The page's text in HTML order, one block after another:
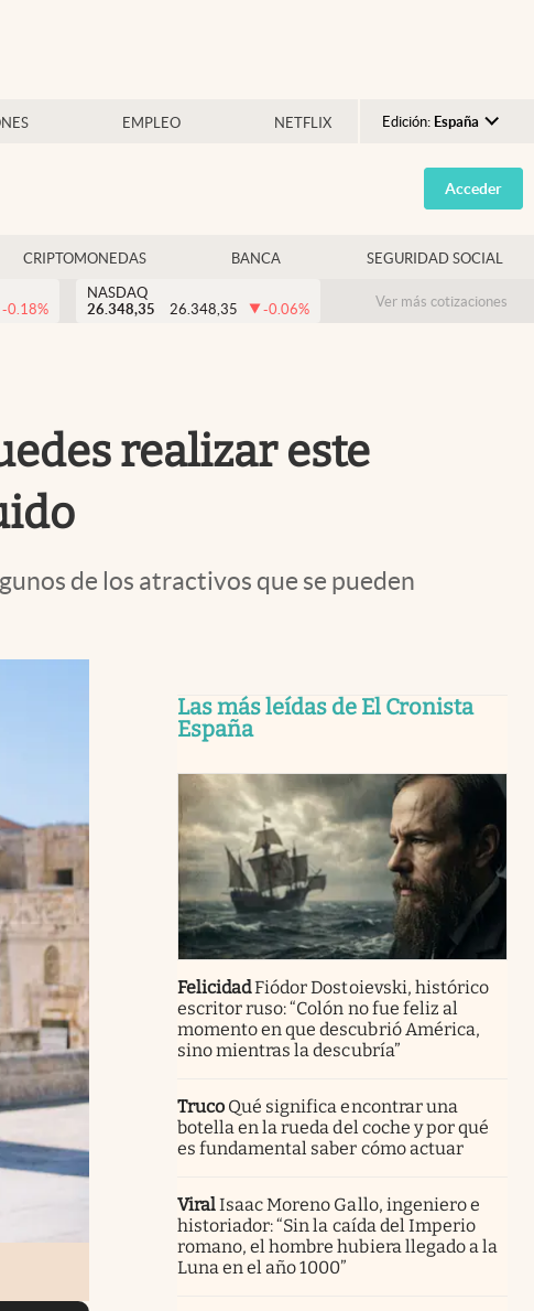
EMPLEO NETFLIX Edición: España
Argentina
España
USA
Colombia
Acceder
CRIPTOMONEDAS BANCA SEGURIDAD SOCIAL
-0.18%
NASDAQ
26.348,35
26.348,35 -0.06% Ver más cotizaciones
realizar este
de los atractivos que se pueden
Las más leídas de El Cronista
España
FelicidadFiódor Dostoievski, histórico
escritor ruso: “Colón no fue feliz al
momento en que descubrió América,
sino mientras la descubría”
Truco Qué significa encontrar una
botella en la rueda del coche y por qué
es fundamental saber cómo actuar
ViralIsaac Moreno Gallo, ingeniero e
historiador: “Sin la caída del Imperio
romano, el hombre hubiera llegado a la
Luna en el año 1000”